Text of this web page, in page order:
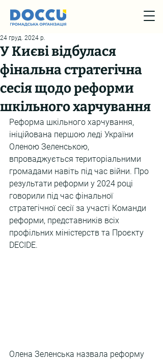
У Києві відбулася
фінальна стратегічна
сесія щодо реформи
шкільного харчування
24 груд. 2024 р.
Реформа шкільного харчування,
ініційована першою леді України
Оленою Зеленською,
впроваджується територіальними
громадами навіть під час війни. Про
результати реформи у 2024 році
говорили під час фінальної
стратегічної сесії за участі Команди
реформи, представників всіх
профільних міністерств та Проєкту
DECIDE.
Олена Зеленська назвала реформу